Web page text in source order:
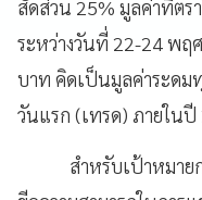
สัดส่วน 25% มูลค่าที่ตร
ระหว่างวันที่ 22-24 พฤ
บาท คิดเป็นมูลค่าระดม
วันแรก (เทรด) ภายในปี
สำหรับเป้าหมาย